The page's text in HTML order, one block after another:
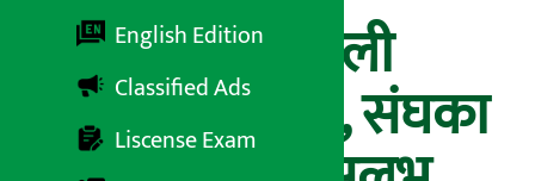
English Edition
Classified Ads
Liscense Exam
गैरआवासीय नेपाली
संघवीच सम्झौता, संघका